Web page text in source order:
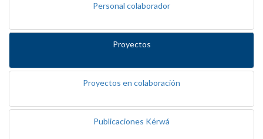
Personal colaborador
Proyectos
Proyectos en colaboración
Publicaciones Kérwá